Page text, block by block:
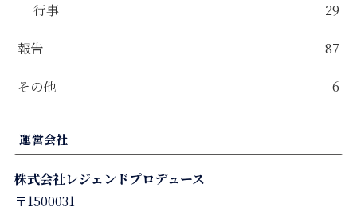
行事 29
報告 87
その他 6
運営会社
株式会社レジェンドプロデュース
〒1500031